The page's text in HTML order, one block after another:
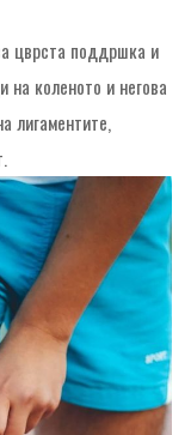
цврста поддршка и
на коленото и негова
лигаментите,